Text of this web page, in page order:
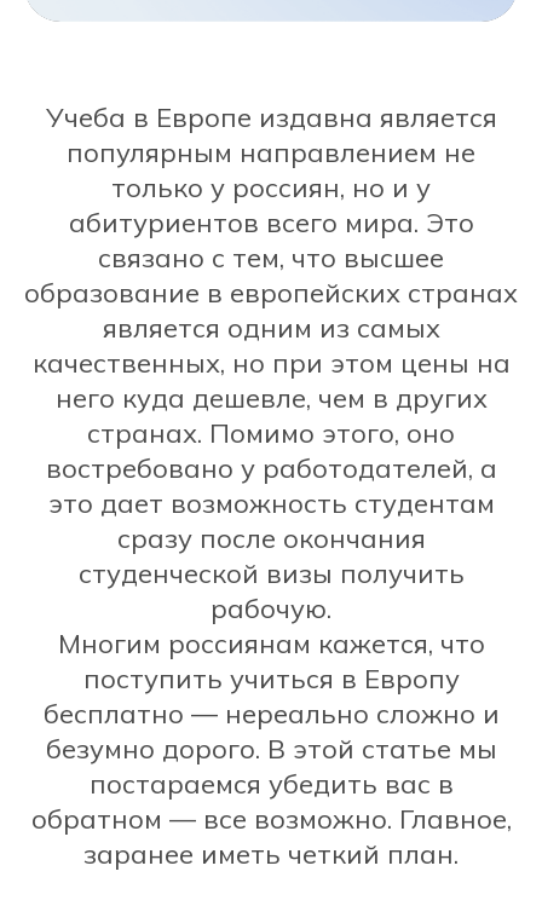
Учеба в Европе издавна является
популярным направлением не
только у россиян, но и у
абитуриентов всего мира. Это
связано с тем, что высшее
образование в европейских странах
является одним из самых
качественных, но при этом цены на
него куда дешевле, чем в других
странах. Помимо этого, оно
востребовано у работодателей, а
это дает возможность студентам
сразу после окончания
студенческой визы получить
рабочую.
Многим россиянам кажется, что
поступить учиться в Европу
бесплатно — нереально сложно и
безумно дорого. В этой статье мы
постараемся убедить вас в
обратном — все возможно. Главное,
заранее иметь четкий план.